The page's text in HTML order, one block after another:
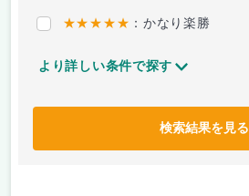
★★★★★ ：かなり楽勝
より詳しい条件で探す
検索結果を見る